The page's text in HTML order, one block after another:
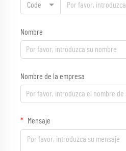
Code
Nombre
Nombre de la empresa
Mensaje